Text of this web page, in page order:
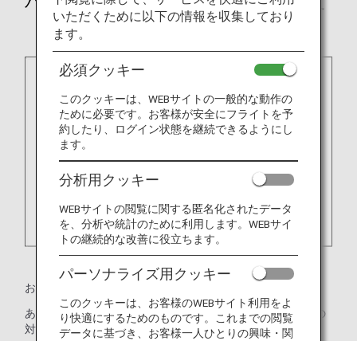
お客様の状況や必要なお手伝いをお知らせください。
あらかじめ航空旅行が可能かどうかや、発作が起こった際の
対処方法を主治医にご相談ください。
いただくために以下の情報を収集しており
ます。
必須クッキー
このクッキーは、WEBサイトの一般的な動作の
ために必要です。お客様が安全にフライトを予
約したり、ログイン状態を継続できるようにし
ます。
分析用クッキー
WEBサイトの閲覧に関する匿名化されたデータ
を、分析や統計のために利用します。WEBサイ
トの継続的な改善に役立ちます。
パーソナライズ用クッキー
このクッキーは、お客様のWEBサイト利用をよ
り快適にするためのものです。これまでの閲覧
データに基づき、お客様一人ひとりの興味・関